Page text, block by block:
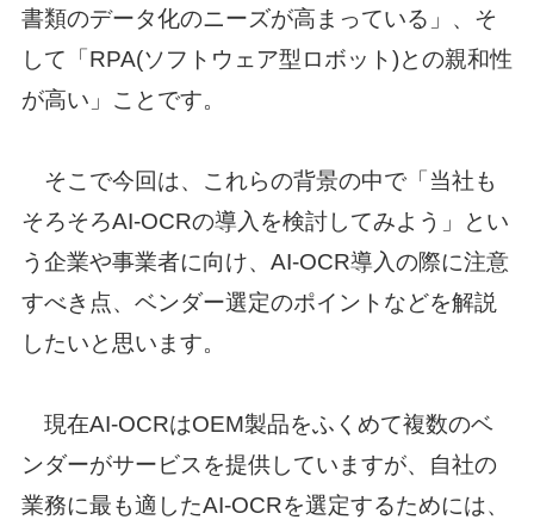
書類のデータ化のニーズが高まっている」、そ
して「RPA(ソフトウェア型ロボット)との親和性
が高い」ことです。
そこで今回は、これらの背景の中で「当社も
そろそろAI-OCRの導入を検討してみよう」とい
う企業や事業者に向け、AI-OCR導入の際に注意
すべき点、ベンダー選定のポイントなどを解説
したいと思います。
現在AI-OCRはOEM製品をふくめて複数のベ
ンダーがサービスを提供していますが、自社の
業務に最も適したAI-OCRを選定するためには、